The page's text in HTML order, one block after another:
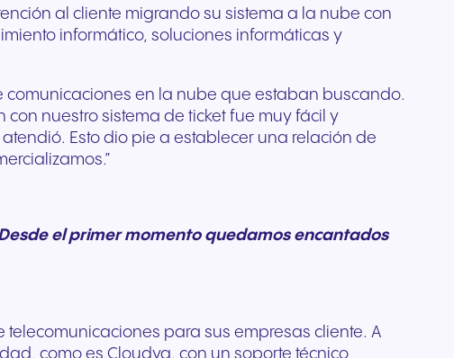
apoyo a la
al cliente migrando su sistema a la nube con
informático, soluciones informáticas y
comunicaciones en la nube que estaban buscando.
con nuestro sistema de ticket fue muy fácil y
Esto dio pie a establecer una relación de
el primer momento quedamos encantados
telecomunicaciones para sus empresas cliente. A
como es Cloudya, con un soporte técnico